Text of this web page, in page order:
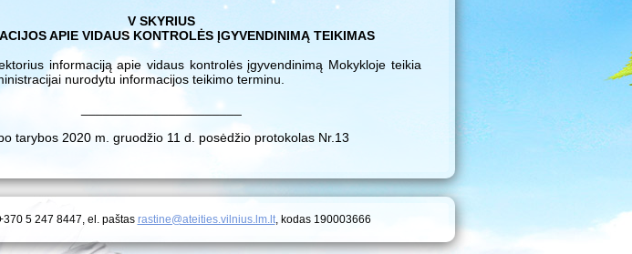
V SKYRIUS
APIE VIDAUS KONTROLĖS ĮGYVENDINIMĄ TEIKIMAS
informaciją apie vidaus kontrolės įgyvendinimą Mokykloje teikia
nurodytu informacijos teikimo terminu.
tarybos 2020 m. gruodžio 11 d. posėdžio protokolas Nr.13
5 247 8447, el. paštas rastine@ateities.vilnius.lm.lt, kodas 190003666